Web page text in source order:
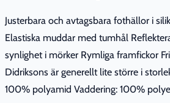
Justerbara och avtagsbara fothällor i
Elastiska muddar med tumhål
synlighet i mörker Rymliga framfickor
Didriksons är generellt lite större i
100% polyamid Vaddering: 100%